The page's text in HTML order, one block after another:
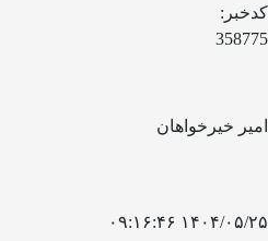
کدخبر:
358775
امیر خیرخواهان
۱۴۰۴/۰۵/۲۵ ۰۹:۱۶:۴۶